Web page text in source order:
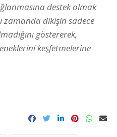
destek olmak
zamanda dikişin sadece
göstererek,
keşfetmelerine